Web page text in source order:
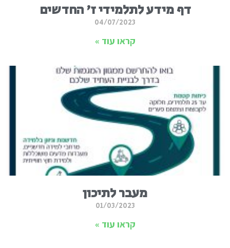
דף מידע לתלמידי ז' החדשים
04/07/2023
קראו עוד »
מעבר לתיכון
01/03/2023
קראו עוד »